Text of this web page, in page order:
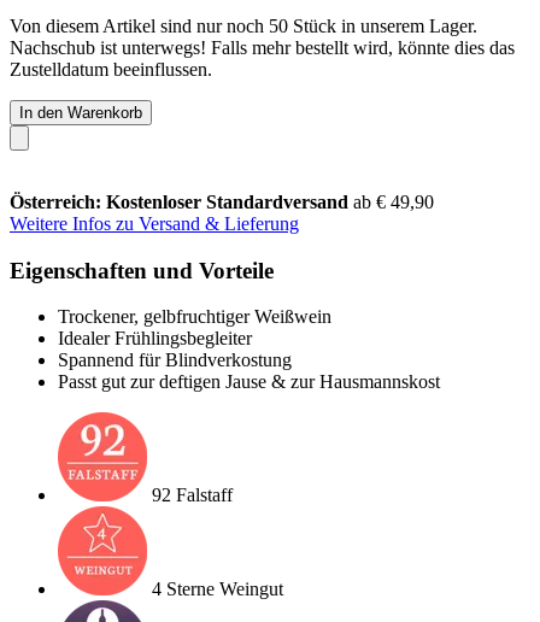
Von diesem Artikel sind nur noch 50 Stück in unserem Lager.
Nachschub ist unterwegs! Falls mehr bestellt wird, könnte dies das
Zustelldatum beeinflussen.
In den Warenkorb
Österreich: Kostenloser Standardversand ab € 49,90
Weitere Infos zu Versand & Lieferung
Eigenschaften und Vorteile
Trockener, gelbfruchtiger Weißwein
Idealer Frühlingsbegleiter
Spannend für Blindverkostung
Passt gut zur deftigen Jause & zur Hausmannskost
92 Falstaff
4 Sterne Weingut